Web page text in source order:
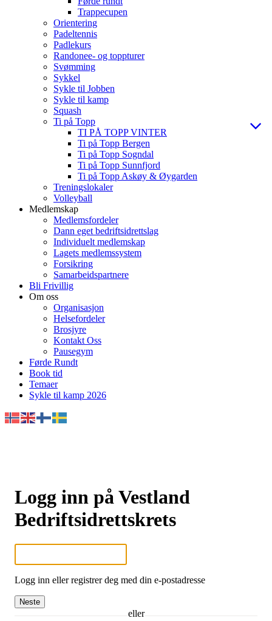
Trappecupen
Orientering
Padeltennis
Padlekurs
Randonee- og toppturer
Svømming
Sykkel
Sykle til Jobben
Sykle til kamp
Squash
Ti på Topp
TI PÅ TOPP VINTER
Ti på Topp Bergen
Ti på Topp Sogndal
Ti på Topp Sunnfjord
Ti på Topp Askøy & Øygarden
Treningslokaler
Volleyball
Medlemskap
Medlemsfordeler
Dann eget bedriftsidrettslag
Individuelt medlemskap
Lagets medlemssystem
Forsikring
Samarbeidspartnere
Bli Frivillig
Om oss
Organisasjon
Helsefordeler
Brosjyre
Kontakt Oss
Pausegym
Førde Rundt
Book tid
Temaer
Sykle til kamp 2026
Logg inn på Vestland
Bedriftsidrettskrets
Logg inn eller registrer deg med din e-postadresse
Neste
eller